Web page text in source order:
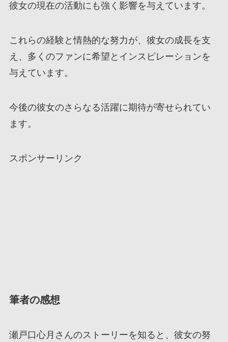
彼女の現在の活動にも強く影響を与えています。
これらの経験と情熱的な努力が、彼女の成長を支
え、多くのファンに希望とインスピレーションを
与えています。
今後の彼女のさらなる活躍に期待が寄せられてい
ます。
スポンサーリンク
筆者の感想
瀬戸口心月さんのストーリーを知ると、彼女の努